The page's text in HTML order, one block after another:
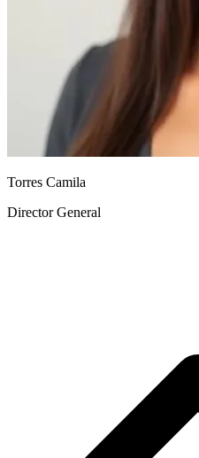
Torres Camila
Director General